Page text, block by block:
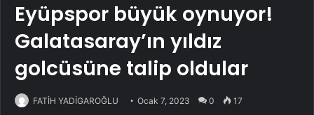
Eyüpspor büyük oynuyor!
Galatasaray’ın yıldız
golcüsüne talip oldular
FATİH YADİGAROĞLU Ocak 7, 2023 0 17